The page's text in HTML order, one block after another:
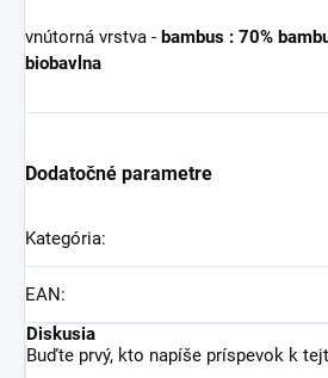
vnútorná vrstva - bambus : 70%
biobavlna
Dodatočné parametre
Kategória:
EAN :
Diskusia
Buďte prvý, kto napíše príspevok k